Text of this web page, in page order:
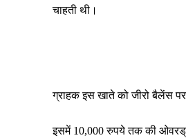
चाहती थी।
ग्राहक इस खाते को जीरो बैलेंस
इसमें 10,000 रुपये तक की